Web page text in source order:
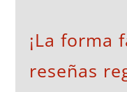
¡La forma
reseñas